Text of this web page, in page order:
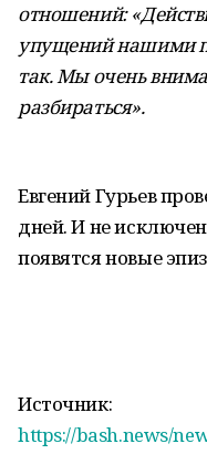
отношений:
упущений нашими
так. Мы очень
разбираться».
Евгений Гурьев
дней. И не
появятся новые
Источник:
https://bash.news/